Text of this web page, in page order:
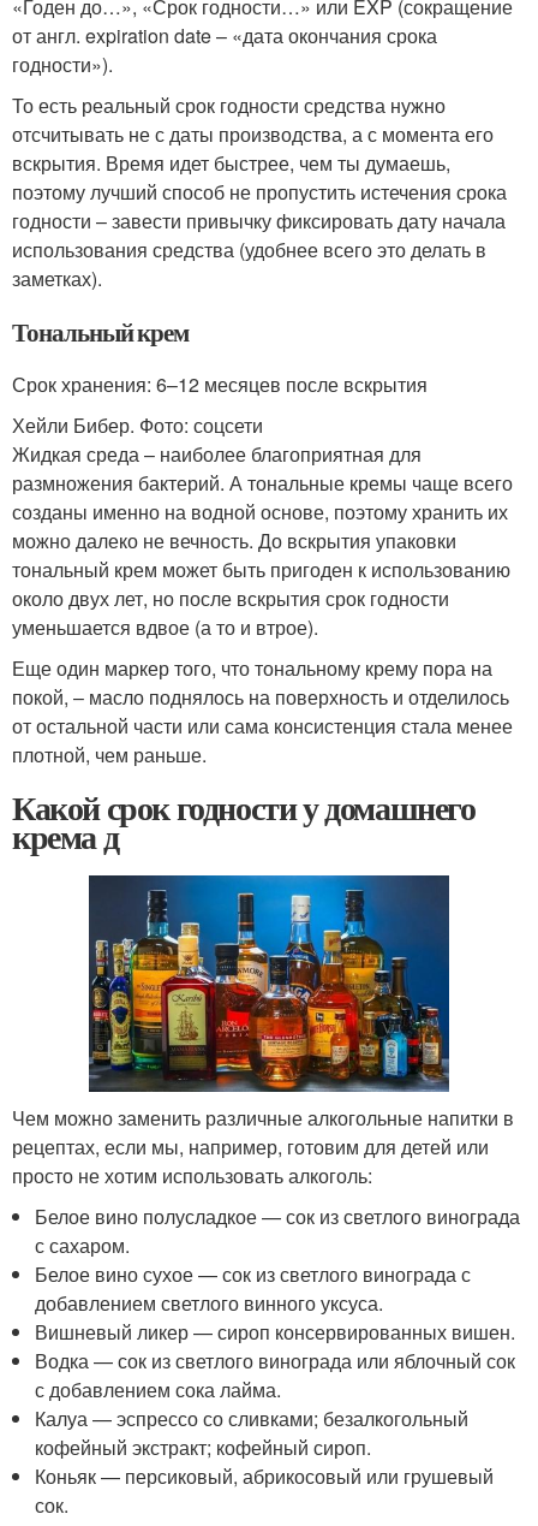
«Годен до…», «Срок годности…» или EXP (сокращение
от англ. expiration date – «дата окончания срока
годности»).
То есть реальный срок годности средства нужно
отсчитывать не с даты производства, а с момента его
вскрытия. Время идет быстрее, чем ты думаешь,
поэтому лучший способ не пропустить истечения срока
годности – завести привычку фиксировать дату начала
использования средства (удобнее всего это делать в
заметках).
Тональный крем
Срок хранения: 6–12 месяцев после вскрытия
Хейли Бибер. Фото: соцсети
Жидкая среда – наиболее благоприятная для
размножения бактерий. А тональные кремы чаще всего
созданы именно на водной основе, поэтому хранить их
можно далеко не вечность. До вскрытия упаковки
тональный крем может быть пригоден к использованию
около двух лет, но после вскрытия срок годности
уменьшается вдвое (а то и втрое).
Еще один маркер того, что тональному крему пора на
покой, – масло поднялось на поверхность и отделилось
от остальной части или сама консистенция стала менее
плотной, чем раньше.
Какой срок годности у домашнего
крема д
Чем можно заменить различные алкогольные напитки в
рецептах, если мы, например, готовим для детей или
просто не хотим использовать алкоголь:
Белое вино полусладкое — сок из светлого винограда
с сахаром.
Белое вино сухое — сок из светлого винограда с
добавлением светлого винного уксуса.
Вишневый ликер — сироп консервированных вишен.
Водка — сок из светлого винограда или яблочный сок
с добавлением сока лайма.
Калуа — эспрессо со сливками; безалкогольный
кофейный экстракт; кофейный сироп.
Коньяк — персиковый, абрикосовый или грушевый
сок.